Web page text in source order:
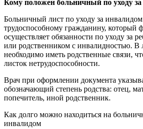
Кому положен больничный по уходу
Больничный лист по уходу за инвалидом
трудоспособному гражданину, который
осуществляет обязанности по уходу за
или родственником с инвалидностью. В
необходимо иметь родственные связи,
листок нетрудоспособности.
Врач при оформлении документа
обозначающий степень родства: отец,
попечитель, иной родственник.
Как долго можно находиться на
инвалидом